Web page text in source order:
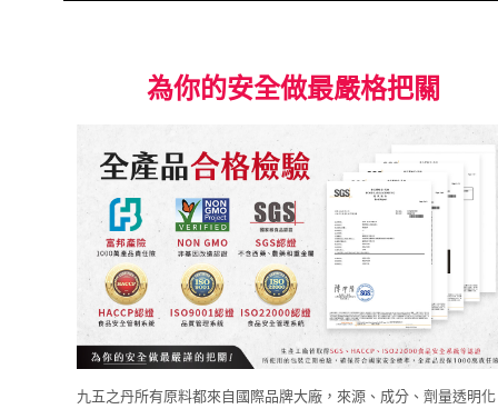
為你的安全做最嚴格把關
九五之丹所有原料都來自國際品牌大廠，來源、成分、劑量透明化